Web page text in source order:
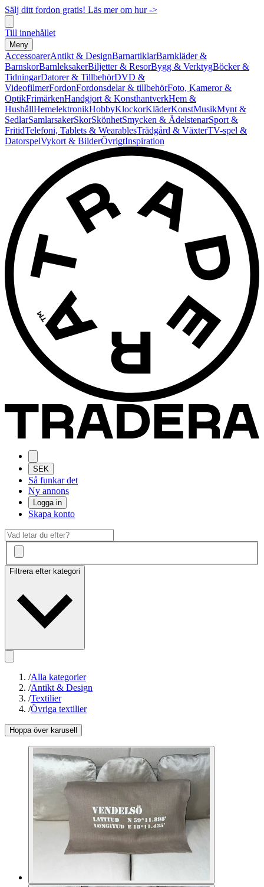
Sälj ditt fordon gratis! Läs mer om hur ->
Till innehållet
Meny
AccessoarerAntikt & DesignBarnartiklarBarnkläder &
BarnskorBarnleksakerBiljetter & ResorBygg & VerktygBöcker &
TidningarDatorer & TillbehörDVD &
VideofilmerFordonFordonsdelar & tillbehörFoto, Kameror &
OptikFrimärkenHandgjort & KonsthantverkHem &
HushållHemelektronikHobbyKlockorKläderKonstMusikMynt &
SedlarSamlarsakerSkorSkönhetSmycken & ÄdelstenarSport &
FritidTelefoni, Tablets & WearablesTrädgård & VäxterTV-spel &
DatorspelVykort & BilderÖvrigtInspiration
SEK
Så funkar det
Ny annons
Logga in
Skapa konto
Filtrera efter kategori
/Alla kategorier
/Antikt & Design
/Textilier
/Övriga textilier
Hoppa över karusell